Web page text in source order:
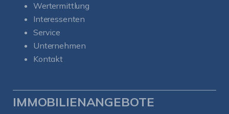
Wertermittlung
Interessenten
Service
Unternehmen
Kontakt
IMMOBILIENANGEBOTE